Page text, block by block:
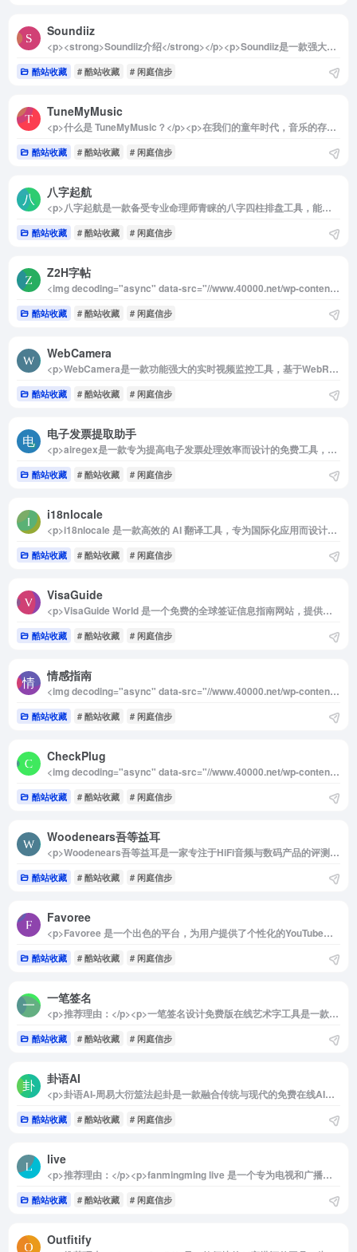
Soundiiz
<p><strong>Soundiiz介绍</strong></p><p>Soundiiz是一款强大的工具，旨在帮助用户轻松转移他们的播放列表和音乐收藏。作为最可靠、最快速的跨音乐服务音乐收藏重建解决方案，Soundiiz使得在不同音乐平台之间转换播放列表和收藏夹变得简单而高效。无论您是想将Apple Music中的播放列表导入到Spotify、TIDAL、YouTube Music、Deezer等平台，Soundiiz都能为您提供无缝的迁移体验。</p><img decoding="async" data-src="//www.40000.net/wp-content/uploads/2024/12/20241215075515-675e8b63e9828.webp" src="https://www.40000.net/wp-content/themes/onenav/images/t.png" alt="Soundiiz"><p><strong>Soundiiz的主要功能</strong></p><p>1. 转移</p><p>Soundiiz支持在所有主流流媒体服务之间转移播放列表、专辑、艺术家或单曲。用户只需简单的操作，就能将自己在一个平台上创建的音乐收藏迁移到另一个平台，确保不会错过任何喜爱的音乐。</p><p>2. 同步</p><p>该工具还提供自动同步功能，能够在不同流媒体平台之间保持播放列表的实时更新。无论您在某个平台上添加了新歌曲，Soundiiz都会自动将这些更改同步到其他平台，确保您的音乐体验始终保持一致。</p><p>3. Smartlink</p><p>Soundiiz允许用户使用精美的Smartlink来推广他们的播放列表和音乐作品。通过这种方式，您可以轻松分享您的音乐收藏，吸引更多的听众关注您的创作。</p><p>4. 播放列表AI</p><p>利用人工智能技术，Soundiiz能够根据用户提供的简单文本或选择的情绪、流派和年份生成个性化的播放列表。这一功能不仅节省了用户的时间，还能帮助他们发现新的音乐，丰富他们的听歌体验。</p><p>常见问题解答</p><p>Soundiiz如何运作？</p><p>在将播放列表转移到目标平台时，Soundiiz会利用音乐服务的元数据尽可能匹配您的播放列表、歌曲、艺术家和专辑。这意味着如果目标平台的目录中不存在某些歌曲，Soundiiz将无法转移这些歌曲。</p><p>Soundiiz安全吗？</p><p>Soundiiz在转移您的音乐库时遵循最高的数据保护标准，确保用户的信息安全。Soundiiz完全符合《通用数据保护条例》的要求，您的用户ID、用户名和音乐库内容等信息都将得到妥善保护。</p><p>Soundiiz会从源平台中移除我的播放列表和收藏夹吗？</p><p>不会！在进行转移时，Soundiiz仅会尽可能地将您的播放列表和收藏夹复制到新平台，而不会更新或删除源平台上的任何内容。您可以放心使用，您的原始音乐收藏将始终保留在源平台上。</p><p>总之，Soundiiz为音乐爱好者提供了一个高效、安全的解决方案，使得在不同流媒体平台之间管理和迁移音乐收藏变得轻而易举。无论您是想要更换平台，还是希望与朋友分享音乐，Soundiiz都能满足您的需求。</p>
酷站收藏 # 酷站收藏 # 闲庭信步
TuneMyMusic
<p>什么是 TuneMyMusic？</p><p>在我们的童年时代，音乐的存储方式主要依赖于唱片、磁带、光盘和MP3播放器。那时，聆听音乐意味着需要随身携带这些物理介质，出门时总要考虑如何装下它们。然而，随着科技的发展，这些传统的音乐存储方式逐渐被无形的流媒体服务所取代，成为了历史的记忆。那么，当我们想要在不同的流媒体平台之间切换，或者希望将YouTube上的播放列表迁移到Spotify时，该如何操作呢？这正是TuneMyMusic能够轻松解决的问题，其使用过程简单明了，极大地方便了音乐爱好者。</p><p>TuneMyMusic能做什么？</p><p>TuneMyMusic是一款强大的工具，旨在帮助用户在不同的音乐服务平台之间迁移播放列表。无论您是在Spotify、TIDAL、Apple Music、YouTube、Amazon Music还是Deezer等平台上，都可以轻松将您的音乐库迁移到您想要的任何其他平台。无论是想要保留您在某个平台上精心编排的播放列表，还是希望在新的平台上继续享受您喜爱的音乐，TuneMyMusic都能为您提供便捷的解决方案。</p><img decoding="async" data-src="//www.40000.net/wp-content/uploads/2024/12/20241215075519-675e8b6767776.webp" src="https://www.40000.net/wp-content/themes/onenav/images/t.png" alt="TuneMyMusic"><p>TuneMyMusic的主要功能有哪些？</p><p>1. 转移</p><p>TuneMyMusic允许用户在不同的音乐服务之间轻松复制播放列表和音乐库。只需几个简单的步骤，您就可以将您在一个平台上创建的播放列表迁移到另一个平台，确保您不会错过任何一首喜爱的歌曲。</p><p>2. 同步</p><p>该工具还支持在两个音乐服务之间保持播放列表的实时同步。无论您在一个平台上添加了新歌曲，还是对播放列表进行了调整，TuneMyMusic都会自动更新另一个平台上的相应播放列表，确保您的音乐体验始终保持一致。</p><p>3. 分享</p><p>TuneMyMusic使得与朋友分享音乐变得更加简单。您可以轻松地将您在某个平台上创建的播放列表分享给使用其他音乐服务的朋友，让他们也能享受到您的音乐推荐。</p><p>4. 上传</p><p>如果您有本地文件中的歌曲，TuneMyMusic也支持将这些歌曲上传至您的音乐库，帮助您将所有喜爱的音乐集中在一个地方，方便随时播放。</p><p>5. 备份</p><p>最后，TuneMyMusic还提供了备份功能，允许用户备份整个音乐库。这样一来，无论何时您都可以轻松恢复您的音乐收藏，确保您的音乐不会因为平台的变更而丢失。</p><p>总之，TuneMyMusic是一个极具实用性的工具，帮助用户在现代音乐流媒体环境中轻松管理和迁移他们的音乐库，让音乐的享受变得更加无缝和便捷。</p>
酷站收藏 # 酷站收藏 # 闲庭信步
八字起航
<p>八字起航是一款备受专业命理师青睐的八字四柱排盘工具，能够帮助用户快速生成八字命盘，并提供简洁而详尽的命理分析。八字虽非绝对预测命运的工具，但在关键时刻，它可以为决策提供有价值的参考。无论你是初学者还是命理爱好者，这款工具都将帮助你更清晰地了解命运的可能走向，是个人探索和调整命运的好帮手。</p><p>详细介绍：</p><p>八字起航是一款专为八字四柱分析而设计的排盘工具，其简洁高效的界面让用户可以快速生成个人八字命盘，并获取详尽的命理解读。八字四柱学虽然并非决定命运的唯一标准，但它在预测、调节和参考命运方面一直具有重要的应用价值。通过八字排盘，用户可以看到自己的五行旺衰、流年流月吉凶等，并结合这些信息来辅助进行生活中的重要决策，比如事业发展、婚姻选择或财富管理等方面的抉择。同时，对于命理初学者而言，八字起航不仅是工具，也是深入学习八字和探究命运的一把钥匙，引导用户在逐步了解的过程中不断提升命理知识。</p><img decoding="async" data-src="//www.40000.net/wp-content/uploads/2024/12/20241215075522-675e8b6aee34b.webp" src="https://www.40000.net/wp-content/themes/onenav/images/t.png" alt="八字起航">
酷站收藏 # 酷站收藏 # 闲庭信步
Z2H字帖
<img decoding="async" data-src="//www.40000.net/wp-content/uploads/2024/12/20241215075527-675e8b6f371e1.png" src="https://www.40000.net/wp-content/themes/onenav/images/t.png" alt="Z2H字帖"><p>Z2H字帖是一款功能强大且简便易用的字帖生成工具，特别适合那些希望提高自己书法水平的用户。无论是初学者还是书法爱好者，都可以通过这款工具自定义字帖，灵活地练习汉字和英文书写，帮助每个人都能掌握写字的正确方法，写出一手漂亮的字。</p><p>详细介绍：</p><p>Z2H字帖是一款专为书法学习者设计的在线字帖生成工具，提供了非常灵活的字帖定制功能。用户可以根据个人需求，自由选择汉字或英文，调整排版、字体、大小等设置，还能选择不同的描红样式进行书写练习。该工具支持生成控笔练习字帖，并且能够将生成的字帖以图片形式导出，方便随时随地进行练习。Z2H字帖界面简洁，无广告，免注册即可使用，非常适合那些希望通过有针对性的练习来提高书写技巧的人。无论是基础书法练习，还是提高书写的精美程度，Z2H字帖都是一个非常实用的工具。</p><img decoding="async" data-src="//www.40000.net/wp-content/uploads/2024/12/20241215075527-675e8b6f40053.webp" src="https://www.40000.net/wp-content/themes/onenav/images/t.png" alt="Z2H字帖">
酷站收藏 # 酷站收藏 # 闲庭信步
WebCamera
<p>WebCamera是一款功能强大的实时视频监控工具，基于WebRTC技术，提供高效、安全的点对点视频传输。它能够在不依赖第三方服务器的情况下实现实时视频流，具有出色的跨平台兼容性，支持多种浏览器和设备。</p><p>详细介绍：</p><p>WebCamera是一款基于Nuxt.js框架开发的实时监控工具，利用WebRTC技术实现点对点视频连接，确保数据不经过第三方服务器，从而保护用户的隐私安全。WebRTC技术自带加密功能，为视频流提供了额外的安全保障。该工具支持多种主流浏览器和设备，让用户在各种平台上都能享受实时视频监控的便捷。WebCamera采用Yarn进行包管理，优化了其性能与稳定性。其高效的视频传输机制使其适合各种应用场景，无论是远程家庭监控还是办公区域的安全管理，都能发挥出色作用。</p><p>使用方法：</p><p>1. 先连接摄像头，将作为摄像头的设备进入`摄像头`页面，输入连接ID，点连接。</p><p>2. 监控端进入`监控`页面，填入与摄像头相同的连接ID，点连接，即可连到对应的摄像头。</p><img decoding="async" data-src="//www.40000.net/wp-content/uploads/2024/12/20241215075531-675e8b73d87fb.webp" src="https://www.40000.net/wp-content/themes/onenav/images/t.png" alt="WebCamera">
酷站收藏 # 酷站收藏 # 闲庭信步
电子发票提取助手
<p>airegex是一款专为提高电子发票处理效率而设计的免费工具，特别适合需要批量处理电子发票信息的财务或税务人员。通过airegex，用户可以省去繁琐的手动录入过程，避免人为错误，让数据录入更便捷、更精准，是应对电子发票普及的理想选择。</p><p>详细介绍：</p><p>airegex是一款功能强大的电子发票信息提取助手，能快速将大量电子发票的信息批量导出至Excel，适合在财务和税务领域中有大规模发票管理需求的用户。随着电子发票的普及，手动整理和录入发票信息的工作变得更为繁重。airegex提供了便捷的解决方案——只需将电子发票文件打包上传至airegex系统，它便会自动识别发票的关键字段，将这些信息准确提取到Excel表格中。通过自动化处理，airegex减少了手动输入的时间，提升了工作效率，并降低了人为错误的发生几率，帮助企业轻松应对报账需求。</p><p>该工具完全免费使用，无需下载安装，适配于多种操作环境。airegex简洁的界面让用户无需专业背景也能轻松上手，是管理电子发票、提升工作效率的得力助手。</p><img decoding="async" data-src="//www.40000.net/wp-content/uploads/2024/12/20241215075534-675e8b76d0462.webp" src="https://www.40000.net/wp-content/themes/onenav/images/t.png" alt="电子发票提取助手">
酷站收藏 # 酷站收藏 # 闲庭信步
i18nlocale
<p>i18nlocale 是一款高效的 AI 翻译工具，专为国际化应用而设计，支持超过200种语言的翻译。其本地化的功能使得翻译过程更加安全便捷，不依赖服务器，适合开发者快速实现多语言支持。</p><img decoding="async" data-src="//www.40000.net/wp-content/uploads/2024/12/20241215075539-675e8b7b9a2a2.webp" src="https://www.40000.net/wp-content/themes/onenav/images/t.png" alt="i18nlocale"><p>详细介绍：</p><p>i18nlocale 是一款先进的 AI 翻译工具，旨在帮助开发者将应用程序内容轻松翻译成多种语言，以满足全球用户的需求。该工具支持超过200种语言，能够满足不同地区和用户群体的翻译要求，为应用的国际化提供了强大的支持。</p><p>i18nlocale 的核心技术基于 transformer.js 和 Xenova/nllb-200-distilled-600M 模型，确保了翻译的准确性和流畅性。用户可以在浏览器内直接进行翻译，无需依赖任何服务器，确保了数据的安全性和隐私保护。该工具的唯一后端代码主要用于身份验证，以启用一些高级功能，而大多数翻译操作都是在本地完成的，这大大提高了翻译速度。</p><p>i18nlocale 的设计注重用户体验，操作简单直观，开发者可以快速集成到他们的项目中。无论是移动应用、网页还是桌面软件，该工具都能提供稳定的翻译支持，使得应用程序能够顺利适应多语言环境。通过使用 i18nlocale，开发者能够高效地扩展他们的市场，提升用户满意度，轻松应对国际化挑战。</p>
酷站收藏 # 酷站收藏 # 闲庭信步
VisaGuide
<p>VisaGuide World 是一个免费的全球签证信息指南网站，提供丰富的签证信息及最新的政策动态。其全球护照指数系统基于独特的目的地重要性评分（DSS），对各国护照进行详细排名，为旅行者和移民者提供全面的签证和护照信息，是出行规划的有力助手。</p><p>查看排名：<a href="https://www.40000.net/go/?url=aHR0cHM6Ly9jb2Rlcm5hdi5jb20vZ28vP3VybD1hSFIwY0hNNkx5OTJhWE5oWjNWcFpHVXVkMjl5YkdRdmNHRnpjM0J2Y25RdmFXNWtaWGclM0Q%3D" target="_blank" rel="noopener" class="external external" rel="nofollow noopener">https://visaguide.world/passport/index</a></p><p>详细介绍：</p><p>VisaGuide World 是一个专为全球旅行者和移民者设计的在线签证信息指南平台。该网站旨在简化签证信息的获取过程，为用户提供一目了然的签证政策、申请要求以及最新动态，帮助旅行者快速了解前往各国所需的签证类型和条件。无论是短期旅游、商务访问还是长期移民计划，VisaGuide World 都为用户提供了详细、权威的签证指南，同时实时跟踪更新各国的签证政策变化。</p><p>此外，VisaGuide World 提供了一个名为全球护照指数的护照排名系统。该系统通过称为目的地重要性评分（DSS）的独特算法，衡量护照的实际价值。DSS依据多重因素，对全球199个国家和地区的护照进行评估，包括免签国家数量、签证便捷度等，为每本护照赋予一个独特的评分。通过这些数据，用户可以清晰地了解不同护照的全球排名和持有优势。截至2024年6月，根据VisaGuide World的排名，新加坡护照以91.15分位居榜首，被认为是全球最具实力的护照。</p><p>作为签证和护照信息领域的领先平台，VisaGuide World 不仅适用于普通旅行者，也为商务人士、移民申请者提供了可靠的资源。它的全球护照指数使用户能够根据最新数据做出明智的出行或移民选择。</p><img decoding="async" data-src="//www.40000.net/wp-content/uploads/2024/12/20241215075543-675e8b7fa72cf.webp" src="https://www.40000.net/wp-content/themes/onenav/images/t.png" alt="VisaGuide">
酷站收藏 # 酷站收藏 # 闲庭信步
情感指南
<img decoding="async" data-src="//www.40000.net/wp-content/uploads/2024/12/20241215075547-675e8b8336acb.webp" src="https://www.40000.net/wp-content/themes/onenav/images/t.png" alt="情感指南"><p>《How to Deal with My Crush》是一份颇具个人风格的情感指南，由Evan基于自己丰富的情感经历和大量的网络阅读（包括知乎、Instagram等平台）精心整理而成。这个指南对那些在情感中迷茫、尤其是初次面对喜欢对象时不知如何行动的男生具有一定的参考价值。作者的亲身经历和独特视角使得内容更具实用性和真实感，是一本值得一看的情感指南。</p><p>详细介绍：</p><p>《How to Deal with My Crush》是一份由Evan独立编写的情感指导手册，旨在帮助男生们解决与暗恋对象相处的各种困惑。作者在指南中提供了从自己经验中总结的实用建议，包括如何更自信地面对喜欢的人、如何正确表达自己的情感、以及在追求中应避免的误区等。这些内容不仅来源于作者的个人经历，还融入了他对大量网络资源的精华总结，从而使得内容兼具理论性和实操性。</p><p>因为指南由男性视角出发，主要适合男生们使用，尤其是那些缺乏恋爱经验或在情感关系中容易焦虑的年轻人。Evan的真实分享和理性的分析相结合，使得这本指南既充满了生活气息，又具备了实用价值，读者可以从中获得不少应对情感困惑的实际方法。</p><img decoding="async" data-src="//www.40000.net/wp-content/uploads/2024/12/20241215075547-675e8b833d8e6.webp" src="https://www.40000.net/wp-content/themes/onenav/images/t.png" alt="情感指南">
酷站收藏 # 酷站收藏 # 闲庭信步
CheckPlug
<img decoding="async" data-src="//www.40000.net/wp-content/uploads/2024/12/20241215075551-675e8b87ec805.webp" src="https://www.40000.net/wp-content/themes/onenav/images/t.png" alt="CheckPlug"><p>CheckPlug 是旅行者的理想助手，能够帮助用户轻松找到适合他们的插头和适配器。无论是出国旅行还是出差，这个网站都能快速提供有关各国插头类型和规格的信息，确保您在旅行期间不再为插头不匹配而烦恼。此外，网站还提供直接购买适配器的链接，极大地方便了用户的出行准备，让旅行更加顺畅无忧。</p><p>详细介绍：</p><p>CheckPlug 是一个专门为旅行者设计的在线工具，旨在帮助用户快速找到合适的插头和适配器，确保他们在前往不同国家时能够顺利使用电子设备。无论您是计划去欧洲、亚洲还是其他地区，这个网站都能为您提供必要的信息。</p><p>使用 CheckPlug 非常简单，用户只需选择出发国家和目的国家，然后点击“Check Plugs”按钮，系统会迅速显示两个国家的插座规格参数。这些信息包括插头类型、电压和频率等，帮助您更好地了解目标国的电力系统。此外，CheckPlug 还提供了便捷的购买链接，用户可以直接通过亚马逊等平台购买所需的插头适配器，免去额外搜索的烦恼。</p><p>这一网站的全球适用性使其成为旅行者必备的工具之一，尤其适合频繁出行的商务人士和热爱旅行的朋友们。通过 CheckPlug，您不仅可以轻松获取插头信息，还能确保自己的电子设备在旅途中随时可用，避免因电源问题造成的不便。总之，CheckPlug 是每位计划出行的用户值得信赖的资源，为您的旅行增添便利与舒适。</p>
酷站收藏 # 酷站收藏 # 闲庭信步
Woodenears吾等益耳
<p>Woodenears吾等益耳是一家专注于HiFi音频与数码产品的评测与分享网站，以其独特的视角和深入的测评赢得了不少音频爱好者的青睐。这个平台汇聚了专业音频编辑和有丰富行业经验的声学开发者，凭借多年的积累，为用户带来了专业且富有洞察力的测评内容。</p><p>详细介绍：<br>Woodenears吾等益耳由一群对音频产品充满热情的玩家创办，其团队成员包括曾在数码媒体担任音频编辑的资深人士以及有多年声学研发背景的从业者。网站旨在突破传统音频产品评测的框架，结合客观测试数据和主观体验，为消费者提供理性与感性兼备的内容。Woodenears以普通用户为核心，以易于理解的语言讲解音频产品的特性，从而帮助更多人接触到音频产品的精彩魅力，同时也让用户更好地理解产品的性能及适用性，提升购买决策的合理性。</p>
酷站收藏 # 酷站收藏 # 闲庭信步
Favoree
<p>Favoree 是一个出色的平台，为用户提供了个性化的YouTube频道推荐，帮助他们轻松发现优质内容创作者和精彩视频。无论用户的兴趣领域是什么，Favoree都能提供精准的推荐，确保他们找到真正符合自己需求的优质内容。借助社区互动和用户评分，Favoree进一步提升了推荐的准确性，使用户能够与其他观众分享看法，从而创造一个更加丰富和多样化的观看体验。</p><p>详细介绍：</p><p>Favoree 是一个创新的平台，旨在帮助用户轻松发现优质的YouTube频道。通过个性化的推荐机制，Favoree能够为每位用户提供与其兴趣相匹配的高评分视频。这一平台不仅仅依赖于用户的观看历史，还综合考虑社交媒体数据分析和机器学习技术，确保推荐的内容新颖且富有质量。用户可以根据自己的喜好探索各类视频，涵盖学习资源、娱乐内容以及各种主题领域，满足多元化的需求。</p><p>Favoree 的社区互动功能使用户可以参与评论和评分，帮助其他用户更快找到优质频道。这种互动不仅增强了用户之间的联系，还为内容创作者提供了直接的反馈，促进了内容质量的提升。通过精细的内容筛选机制，Favoree避免了低质量和重复内容的干扰，确保每位用户都能享受到丰富多彩的观看体验。总之，Favoree是一个专注于用户需求和内容质量的平台，让每位用户都能在YouTube的海洋中找到属于自己的宝藏视频。</p><img decoding="async" data-src="//www.40000.net/wp-content/uploads/2024/12/20241215075558-675e8b8ebded3.webp" src="https://www.40000.net/wp-content/themes/onenav/images/t.png" alt="Favoree">
酷站收藏 # 酷站收藏 # 闲庭信步
一笔签名
<p>推荐理由：</p><p>一笔签名设计免费版在线艺术字工具是一款便捷的签名设计与艺术字生成器，适合希望打造个性签名和艺术字体的用户。该工具不仅支持连笔签名、花鸟艺术签名等多种风格，还提供丰富的文字特效和个性化生成服务。免注册、操作简单，轻松满足用户对签名设计、文字装饰的需求。</p><p>详细介绍：</p><p>一笔签名设计免费版在线艺术字是一款免费、实用的在线艺术签名生成工具，提供多种风格的签名设计，包括连笔签名、一笔签名、花鸟艺术签名等。用户只需输入文字，即可预览不同签名效果，并直接选择喜欢的风格生成艺术签名。除了签名设计，这款工具还集成了多种创意功能，如名字写诗、生日祝福诗词生成、谐音梗生成器、火星文转换器和流光字表情包，丰富了文字创作的乐趣。无须注册即可使用，简单便捷，能够帮助用户轻松制作出独具创意的文字艺术作品。</p><img decoding="async" data-src="//www.40000.net/wp-content/uploads/2024/12/20241215075602-675e8b926abfd.webp" src="https://www.40000.net/wp-content/themes/onenav/images/t.png" alt="一笔签名">
酷站收藏 # 酷站收藏 # 闲庭信步
卦语AI
<p>卦语AI-周易大衍筮法起卦是一款融合传统与现代的免费在线AI占卜工具，为用户提供了一种全新的方式来体验和理解周易的智慧。这一平台结合大语言模型技术和周易卜筮方法，不仅让古老的占卜文化变得易于理解和应用，还能将其与现代生活紧密相连。对于希望在日常生活中获得传统文化指引的用户来说，这是一个值得一试的平台。</p><p>详细介绍：</p><p>卦语AI-周易大衍筮法起卦将传统的周易卜筮方法与先进的AI技术相结合，创造了一种创新的占卜体验。该工具基于大语言模型，能够解读并生成详细的卦象分析，帮助用户探索周易的深意。用户只需输入相关问题或情境，AI便会通过大衍筮法自动生成对应的卦象，提供智能化的解读和建议，让用户更容易在复杂的卦象中找到方向。</p><p>卦语AI在设计时充分考虑了古今结合的理念。平台以现代科技为桥梁，让用户既能享受便捷的占卜体验，又能领略到周易文化的深刻内涵。随着技术的进步，平台还将逐步增加对更多卜筮方法的支持，力求更丰富地还原和呈现中华文化的神韵。这种将传统文化与前沿科技结合的方式，不仅有助于文化传承，也让传统占卜融入现代生活，为用户提供实用的参考。</p><img decoding="async" data-src="//www.40000.net/wp-content/uploads/2024/12/20241215075606-675e8b961f104.webp" src="https://www.40000.net/wp-content/themes/onenav/images/t.png" alt="卦语AI">
酷站收藏 # 酷站收藏 # 闲庭信步
live
<p>推荐理由：</p><p>fanmingming live 是一个专为电视和广播爱好者设计的多功能图标库及相关工具平台。它不仅提供丰富的直播资源，还包含了实用的格式转换工具和教程，使用户能够轻松访问、管理并优化他们的直播资源。fanmingming live 完全免费且开源，无需注册，支持直连访问，同时提供 IPv4 和 IPv6 双栈支持。无论是专业人士还是业余爱好者，都能从这个平台中找到所需的资源和工具，非常适合那些热衷于研究和管理电视直播的用户。</p><p>详细介绍：</p><p>fanmingming live 是一个集成了多项功能的开源平台，汇集了电视和广播图标库、格式转换工具以及丰富的直播资源，为用户提供便捷的电视和广播体验。用户可以在这个平台上找到全面的频道图标和直播接口，并通过简单的工具管理、配置和播放这些资源。fanmingming live 提供详细的教程，帮助用户掌握从 EPG 接口地址到 m3u8 在线下载的使用方法，同时支持格式转换工具，如 TXT 转 M3U、M3U 转 TXT 等。此外，平台还配备了在线 M3U8 Web 播放器，用户无需安装其他软件便可直接访问并播放直播内容。</p><p>fanmingming live 的资源库不断更新和优化，保证了台标的完整性和直播链接的高质量，且完全开源，所有用户均可免费使用。平台支持 IPv4 和 IPv6 双栈连接，确保在不同网络环境下均能顺畅访问。对于电视和广播研究爱好者来说，fanmingming live 不仅是一个强大资源库，更是一个高度灵活、可拓展的工具平台，为他们带来了更多的探索和研究空间。</p><img decoding="async" data-src="//www.40000.net/wp-content/uploads/2024/12/20241215075610-675e8b9a2feca.webp" src="https://www.40000.net/wp-content/themes/onenav/images/t.png" alt="live">
酷站收藏 # 酷站收藏 # 闲庭信步
Outfitify